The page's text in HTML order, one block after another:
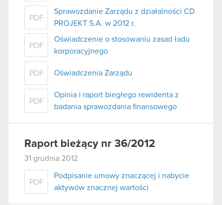
PDF
Sprawozdanie Zarządu z działalności CD
PROJEKT S.A. w 2012 r.
PDF
Oświadczenie o stosowaniu zasad ładu
korporacyjnego
PDF Oświadczenia Zarządu
PDF
Opinia i raport biegłego rewidenta z
badania sprawozdania finansowego
Raport bieżący nr 36/2012
31 grudnia 2012
PDF
Podpisanie umowy znaczącej i nabycie
aktywów znacznej wartości